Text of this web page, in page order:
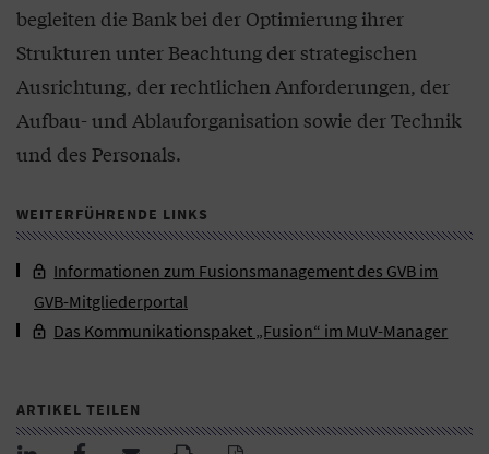
begleiten die Bank bei der Optimierung ihrer
Strukturen unter Beachtung der strategischen
Ausrichtung, der rechtlichen Anforderungen, der
Aufbau- und Ablauforganisation sowie der Technik
und des Personals.
WEITERFÜHRENDE LINKS
Informationen zum Fusionsmanagement des GVB im
GVB-Mitgliederportal
Das Kommunikationspaket „Fusion“ im MuV-Manager
ARTIKEL TEILEN